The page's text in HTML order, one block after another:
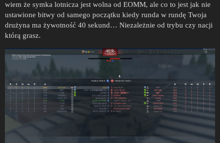
wiem że symka lotnicza jest wolna od EOMM, ale co to jest jak nie
ustawione bitwy od samego początku kiedy runda w rundę Twoja
drużyna ma żywotność 40 sekund… Niezależnie od trybu czy nacji
którą grasz.